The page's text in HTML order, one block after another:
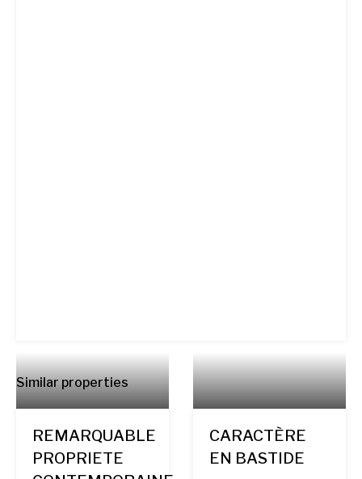
Similar properties
REMARQUABLE
PROPRIETE
CARACTÈRE
EN BASTIDE